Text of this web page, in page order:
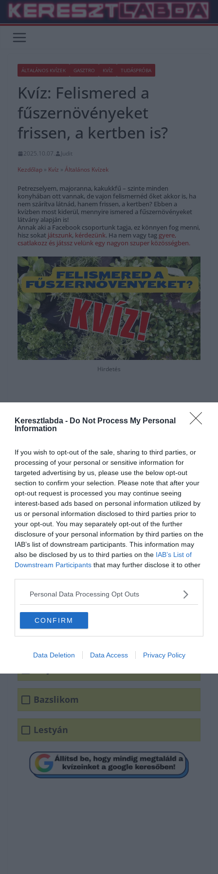
Keresztlabda - Do Not Process My Personal
Information
If you wish to opt-out of the sale, sharing to third parties, or
processing of your personal or sensitive information for
targeted advertising by us, please use the below opt-out
section to confirm your selection. Please note that after your
opt-out request is processed you may continue seeing
interest-based ads based on personal information utilized by
us or personal information disclosed to third parties prior to
your opt-out. You may separately opt-out of the further
disclosure of your personal information by third parties on the
IAB’s list of downstream participants. This information may
also be disclosed by us to third parties on the IAB’s List of
Downstream Participants that may further disclose it to other
Personal Data Processing Opt Outs
CONFIRM
Data Deletion Data Access Privacy Policy
Skip
content
ÁLTALÁNOS KVÍZEK GASZTRO KVÍZ TUDÁSPRÓBA
Kvíz: Felismered a
fűszernövényeket
frissen, a kertben is?
2025.10.07.
Judit
Kezdőlap » Kvíz » Általános Kvízek
Petrezselyem, majoranna, kakukkfű – szinte minden
konyhában ott vannak, de vajon felismernéd őket akkor is, ha
nem szárítva látnád, hanem frissen, a kertben? Ebben a
kvízben most kiderül, mennyire ismered a fűszernövényeket
látvány alapján is!
Annak aki a Facebook csoportunk tagja, ez könnyen fog menni,
hisz sokat játszunk, kérdezünk. Ha nem vagy tag gyere,
csatlakozz és játssz velünk egy nagyon szuper közösségben.
Hirdetés
0%
Bazslikom
Lestyán